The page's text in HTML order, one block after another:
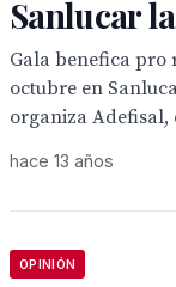
Sanlucar
Gala benefica pro
octubre en
organiza Adefisal,
hace 13 años
OPINIÓN